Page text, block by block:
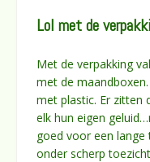
Lol met de
Met de verpakking
met de
met plastic. Er zitten
elk hun eigen
goed voor een lange
onder scherp